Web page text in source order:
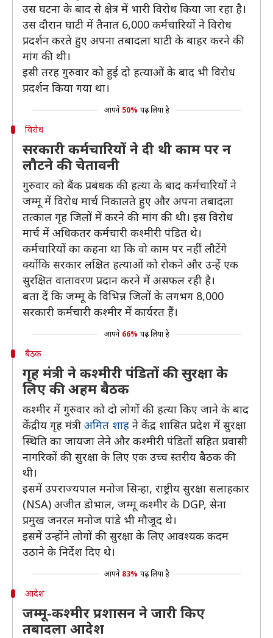
उस घटना के बाद से क्षेत्र में भारी विरोध किया जा रहा है।
उस दौरान घाटी में तैनात 6,000 कर्मचारियों ने विरोध
प्रदर्शन करते हुए अपना तबादला घाटी के बाहर करने की
मांग की थी।
इसी तरह गुरुवार को हुई दो हत्याओं के बाद भी विरोध
प्रदर्शन किया गया था।
आपने 50% पढ़ लिया है
विरोध
सरकारी कर्मचारियों ने दी थी काम पर न
लौटने की चेतावनी
गुरुवार को बैंक प्रबंधक की हत्या के बाद कर्मचारियों ने
जम्मू में विरोध मार्च निकालते हुए और अपना तबादला
तत्काल गृह जिलों में करने की मांग की थी। इस विरोध
मार्च में अधिकतर कर्मचारी कश्मीरी पंडित थे।
कर्मचारियों का कहना था कि वो काम पर नहीं लौटेंगे
क्योंकि सरकार लक्षित हत्याओं को रोकने और उन्हें एक
सुरक्षित वातावरण प्रदान करने में असफल रही है।
बता दें कि जम्मू के विभिन्न जिलों के लगभग 8,000
सरकारी कर्मचारी कश्मीर में कार्यरत हैं।
आपने 66% पढ़ लिया है
बैठक
गृह मंत्री ने कश्मीरी पंडितों की सुरक्षा के
लिए की अहम बैठक
कश्मीर में गुरुवार को दो लोगों की हत्या किए जाने के बाद
केंद्रीय गृह मंत्री अमित शाह ने केंद्र शासित प्रदेश में सुरक्षा
स्थिति का जायजा लेने और कश्मीरी पंडितों सहित प्रवासी
नागरिकों की सुरक्षा के लिए एक उच्च स्तरीय बैठक की
थी।
इसमें उपराज्यपाल मनोज सिन्हा, राष्ट्रीय सुरक्षा सलाहकार
(NSA) अजीत डोभाल, जम्मू कश्मीर के DGP, सेना
प्रमुख जनरल मनोज पांडे भी मौजूद थे।
इसमें उन्होंने लोगों की सुरक्षा के लिए आवश्यक कदम
उठाने के निर्देश दिए थे।
आपने 83% पढ़ लिया है
आदेश
जम्मू-कश्मीर प्रशासन ने जारी किए
तबादला आदेश